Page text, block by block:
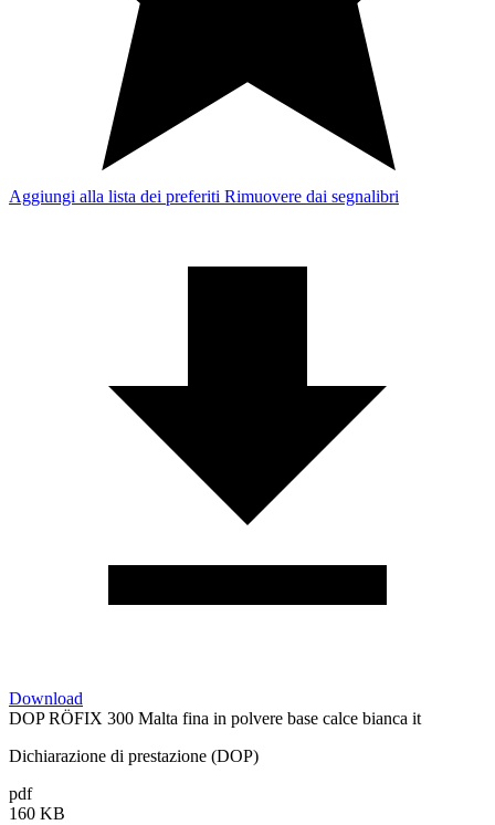
Aggiungi alla lista dei preferiti Rimuovere dai segnalibri
Download
DOP RÖFIX 300 Malta fina in polvere base calce bianca it
Dichiarazione di prestazione (DOP)
pdf
160 KB